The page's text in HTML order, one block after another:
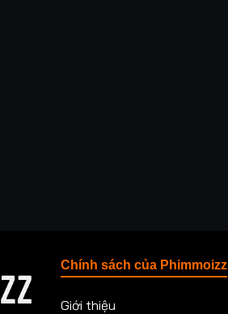
Chính sách của Phimmoizz
Giới thiệu